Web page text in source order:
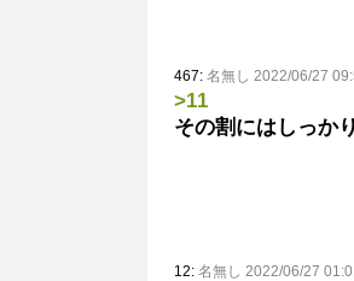
467: 名無し 2022/06/27
>11
その割にはしっか
12: 名無し 2022/06/27